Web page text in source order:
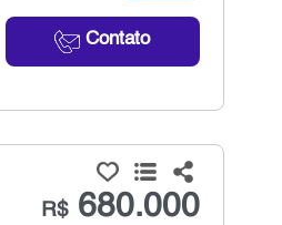
Contato
R$680.000